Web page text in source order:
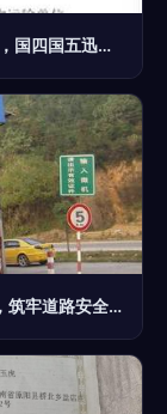
城市更新浪潮下 国三淘汰政策重击货运市场，国四国五迅速贬值
每月8次，全省统一行动 严查货车超限超载，筑牢道路安全防线